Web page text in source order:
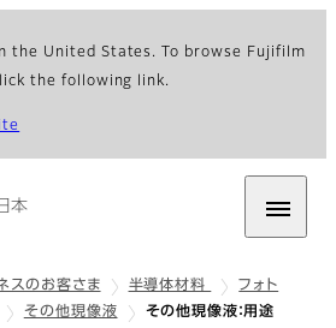
the United States. To browse Fujifilm
the following link.
本
スのお客さま 半導体材料
フォト
その他現像液 その他現像液：用途